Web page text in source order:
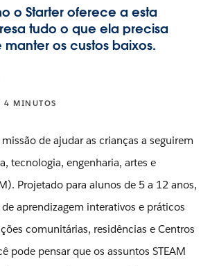
o Starter oferece a esta
tudo o que ela precisa
os custos baixos.
4 MINUTOS
de ajudar as crianças a seguirem
tecnologia, engenharia, artes e
Projetado para alunos de 5 a 12 anos,
aprendizagem interativos e práticos
comunitárias, residências e Centros
pode pensar que os assuntos STEAM